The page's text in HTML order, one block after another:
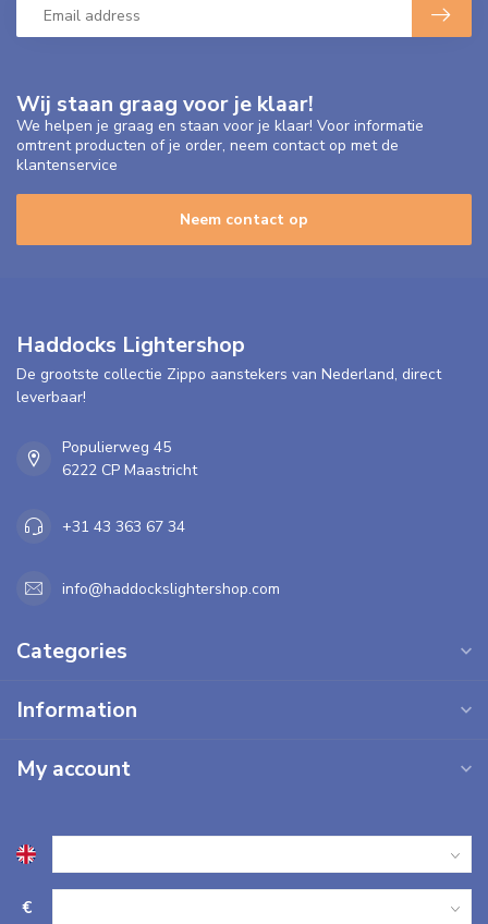
Wij staan graag voor je klaar!
We helpen je graag en staan voor je klaar! Voor informatie
omtrent producten of je order, neem contact op met de
klantenservice
Neem contact op
Haddocks Lightershop
De grootste collectie Zippo aanstekers van Nederland, direct
leverbaar!
Populierweg 45
6222 CP Maastricht
+31 43 363 67 34
info@haddockslightershop.com
Categories
Information
My account
€